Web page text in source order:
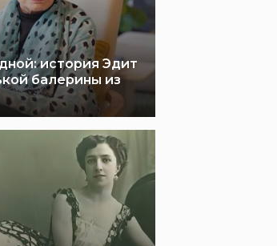
история Эдит
балерины из